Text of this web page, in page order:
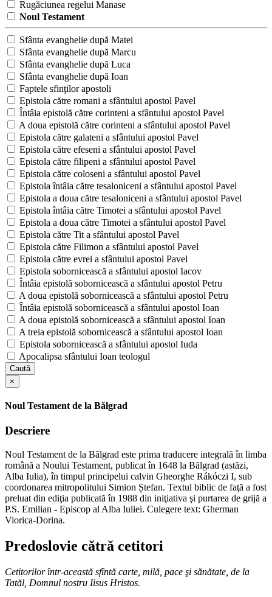
Rugăciunea regelui Manase
Noul Testament
Sfânta evanghelie după Matei
Sfânta evanghelie după Marcu
Sfânta evanghelie după Luca
Sfânta evanghelie după Ioan
Faptele sfinţilor apostoli
Epistola către romani a sfântului apostol Pavel
Întâia epistolă către corinteni a sfântului apostol Pavel
A doua epistolă către corinteni a sfântului apostol Pavel
Epistola către galateni a sfântului apostol Pavel
Epistola către efeseni a sfântului apostol Pavel
Epistola către filipeni a sfântului apostol Pavel
Epistola către coloseni a sfântului apostol Pavel
Epistola întâia către tesaloniceni a sfântului apostol Pavel
Epistola a doua către tesaloniceni a sfântului apostol Pavel
Epistola întâia către Timotei a sfântului apostol Pavel
Epistola a doua către Timotei a sfântului apostol Pavel
Epistola către Tit a sfântului apostol Pavel
Epistola către Filimon a sfântului apostol Pavel
Epistola către evrei a sfântului apostol Pavel
Epistola sobornicească a sfântului apostol Iacov
Întâia epistolă sobornicească a sfântului apostol Petru
A doua epistolă sobornicească a sfântului apostol Petru
Întâia epistolă sobornicească a sfântului apostol Ioan
A doua epistolă sobornicească a sfântului apostol Ioan
A treia epistolă sobornicească a sfântului apostol Ioan
Epistola sobornicească a sfântului apostol Iuda
Apocalipsa sfântului Ioan teologul
Caută
×
Noul Testament de la Bălgrad
Descriere
Noul Testament de la Bălgrad este prima traducere integrală în limba
română a Noului Testament, publicat în 1648 la Bălgrad (astăzi,
Alba Iulia), în timpul principelui calvin Gheorghe Rákóczi I, sub
coordonarea mitropolitului Simion Ștefan. Textul biblic de faţă a fost
preluat din ediţia publicată în 1988 din iniţiativa şi purtarea de grijă a
P.S. Emilian - Episcop al Alba Iuliei. Culegere text: Gherman
Viorica-Dorina.
Predoslovie cătră cetitori
Cetitorilor într-această sfîntă carte, milă, pace şi sănătate, de la
Tatăl, Domnul nostru Iisus Hristos.